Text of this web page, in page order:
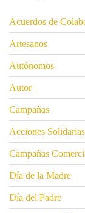
Acuerdos de
Artesanos
Autónomos
Autor
Campañas
Acciones Solidarias
Campañas
Día de la Madre
Día del Padre